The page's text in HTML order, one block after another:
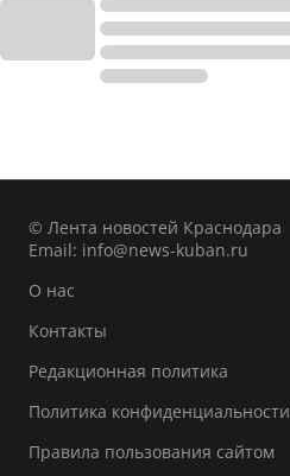
© Лента новостей Краснодара
Email: info@news-kuban.ru
О нас
Контакты
Редакционная политика
Политика конфиденциальности
Правила пользования сайтом